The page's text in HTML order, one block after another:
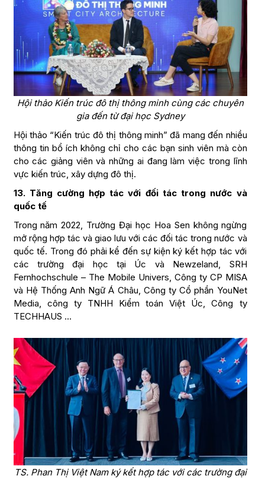
Hội thảo Kiến trúc đô thị thông minh cùng các chuyên
gia đến từ đại học Sydney
Hội thảo “Kiến trúc đô thị thông minh” đã mang đến nhiều
thông tin bổ ích không chỉ cho các bạn sinh viên mà còn
cho các giảng viên và những ai đang làm việc trong lĩnh
vực kiến trúc, xây dựng đô thị.
13. Tăng cường hợp tác với đối tác trong nước và
quốc tế
Trong năm 2022, Trường Đại học Hoa Sen không ngừng
mở rộng hợp tác và giao lưu với các đối tác trong nước và
quốc tế. Trong đó phải kể đến sự kiện ký kết hợp tác với
các trường đại học tại Úc và Newzeland, SRH
Fernhochschule – The Mobile Univers, Công ty CP MISA
và Hệ Thống Anh Ngữ Á Châu, Công ty Cổ phần YouNet
Media, công ty TNHH Kiểm toán Việt Úc, Công ty
TECHHAUS …
TS. Phan Thị Việt Nam ký kết hợp tác với các trường đại